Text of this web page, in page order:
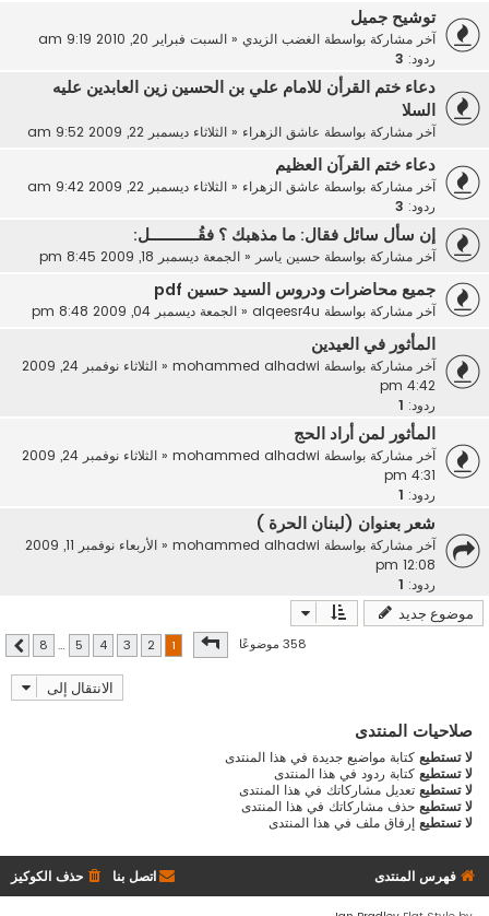
توشيح جميل
آخر مشاركة بواسطة الغضب الزيدي« السبت فبراير 20, 2010 9:19 am
ردود: 3
دعاء ختم القرأن للامام علي بن الحسين زين العابدين عليه
السلا
آخر مشاركة بواسطة عاشق الزهراء« الثلاثاء ديسمبر 22, 2009 9:52 am
دعاء ختم القرآن العظيم
آخر مشاركة بواسطة عاشق الزهراء« الثلاثاء ديسمبر 22, 2009 9:42 am
ردود: 3
إن سأل سائل فقال: ما مذهبك ؟ فقُـــــــــــل:
آخر مشاركة بواسطة حسين ياسر« الجمعة ديسمبر 18, 2009 8:45 pm
جميع محاضرات ودروس السيد حسين pdf
آخر مشاركة بواسطة alqeesr4u
« الجمعة ديسمبر 04, 2009 8:48 pm
المأثور في العيدين
آخر مشاركة بواسطة mohammed alhadwi
«
الثلاثاء نوفمبر 24, 2009
4:42 pm
ردود:
المأثور لمن أراد الحج
آخر مشاركة بواسطة mohammed alhadwi
«
الثلاثاء نوفمبر 24, 2009
4:31 pm
ردود:
شعر بعنوان (لبنان الحرة )
آخر مشاركة بواسطة mohammed alhadwi
«
الأربعاء نوفمبر 11, 2009
12:08 pm
ردود:
موضوع جديد
358 موضوعًا صفحة من8
2
3
4
5
…
8 التالي
الانتقال إلى
صلاحيات المنتدى
لا تستطيعكتابة مواضيع جديدة في هذا المنتدى
لا تستطيعكتابة ردود في هذا المنتدى
لا تستطيعتعديل مشاركاتك في هذا المنتدى
لا تستطيعحذف مشاركاتك في هذا المنتدى
لا تستطيعإرفاق ملف في هذا المنتدى
فهرس المنتدى حذف الكوكيز اتصل بنا